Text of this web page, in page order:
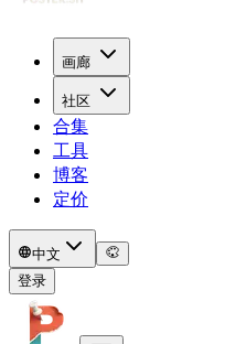
画廊
社区
合集
工具
博客
定价
中文
登录